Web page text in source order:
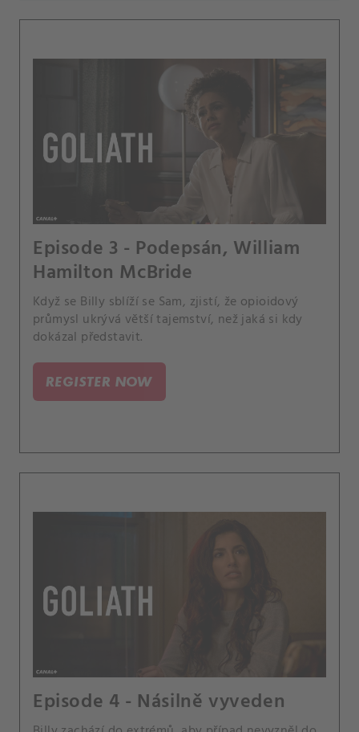
Episode 3 - Podepsán, William
Hamilton McBride
Když se Billy sblíží se Sam, zjistí, že opioidový
průmysl ukrývá větší tajemství, než jaká si kdy
dokázal představit.
REGISTER NOW
Episode 4 - Násilně vyveden